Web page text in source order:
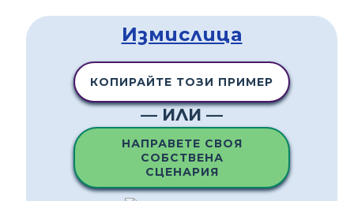
Измислица
КОПИРАЙТЕ ТОЗИ ПРИМЕР
— ИЛИ —
НАПРАВЕТЕ СВОЯ
СОБСТВЕНА
СЦЕНАРИЯ